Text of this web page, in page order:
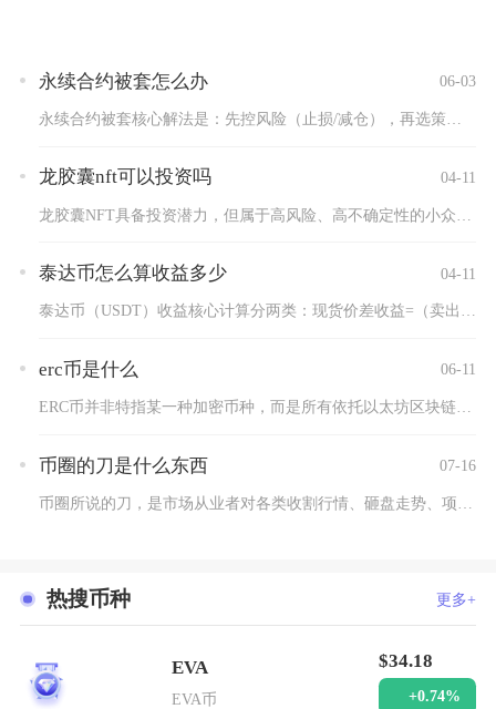
永续合约被套怎么办 06-03
龙胶囊nft可以投资吗 04-11
泰达币怎么算收益多少 04-11
泰达币（USDT）收益核心计算分两类：现货价差收益=（卖出价...
erc币是什么 06-11
ERC币并非特指某一种加密币种，而是所有依托以太坊区块链、遵...
币圈的刀是什么东西 07-16
热搜币种 更多+
1
EVA
EVA币
$34.18
+0.74%